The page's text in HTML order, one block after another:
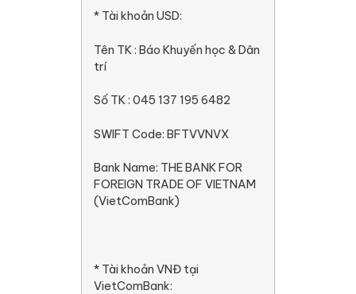
* Tài khoản USD:
Tên TK : Báo Khuyến học & Dân
trí
Số TK : 045 137 195 6482
SWIFT Code: BFTVVNVX
Bank Name: THE BANK FOR
FOREIGN TRADE OF VIETNAM
(VietComBank)
* Tài khoản VNĐ tại
VietComBank: